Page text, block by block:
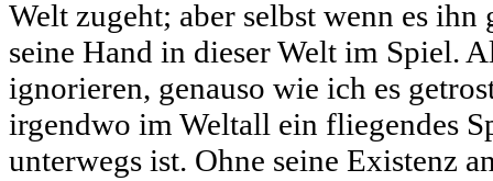
Welt zugeht; aber selbst wenn es
seine Hand in dieser Welt im Spiel.
ignorieren, genauso wie ich es
irgendwo im Weltall ein fliegendes
unterwegs ist. Ohne seine Existenz